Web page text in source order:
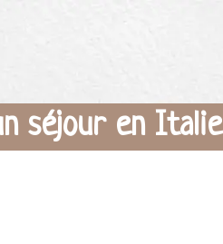
séjour en Italie